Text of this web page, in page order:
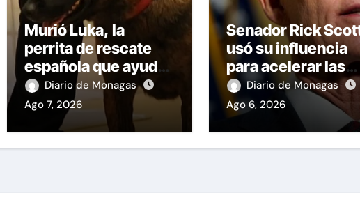
Murió Luka, la
perrita de rescate
española que ayudó
a buscar
sobrevivientes bajo
los escombros tras
Diario de Monagas
Ago 7, 2026
Senador Rick
usó su influencia
para acelerar las
elecciones en
Venezuela
Diario de Monagas
Ago 6, 2026